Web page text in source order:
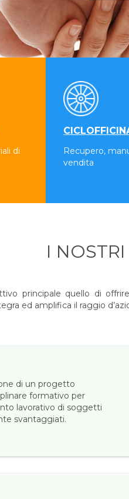
di
Recupero,
vendita
I NOSTRI
principale quello di
ed amplifica il raggio
di un progetto
formativo per
lavorativo di soggetti
svantaggiati.